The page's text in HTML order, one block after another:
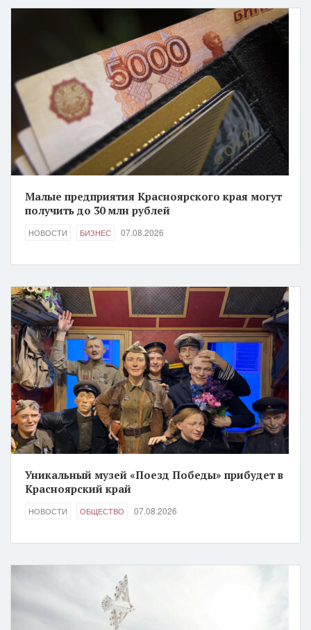
Малые предприятия Красноярского края могут
получить до 30 млн рублей
НОВОСТИ БИЗНЕС 07.08.2026
Уникальный музей «Поезд Победы» прибудет в
Красноярский край
НОВОСТИ ОБЩЕСТВО 07.08.2026